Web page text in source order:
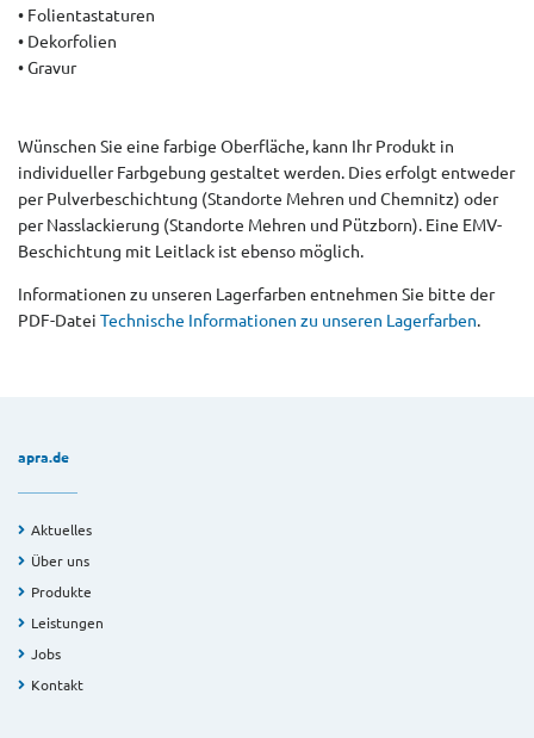
• Folientastaturen
• Dekorfolien
• Gravur
Wünschen Sie eine farbige Oberfläche, kann Ihr Produkt in
individueller Farbgebung gestaltet werden. Dies erfolgt entweder
per Pulverbeschichtung (Standorte Mehren und Chemnitz) oder
per Nasslackierung (Standorte Mehren und Pützborn). Eine EMV-
Beschichtung mit Leitlack ist ebenso möglich.
Informationen zu unseren Lagerfarben entnehmen Sie bitte der
PDF-Datei Technische Informationen zu unseren Lagerfarben.
apra.de
Aktuelles
Über uns
Produkte
Leistungen
Jobs
Kontakt